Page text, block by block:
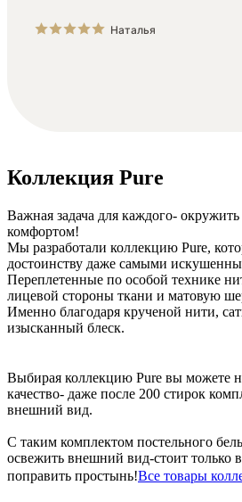
Наталья
Коллекция Pure
Важная задача для каждого-
комфортом!
Мы разработали коллекцию Pure,
достоинству даже самыми
Переплетенные по особой технике
лицевой стороны ткани и матовую
Именно благодаря крученой нити,
изысканный блеск.
Выбирая коллекцию Pure вы можете
качество- даже после 200 стирок
внешний вид.
С таким комплектом постельного
освежить внешний вид-стоит только
поправить простынь!Все товары